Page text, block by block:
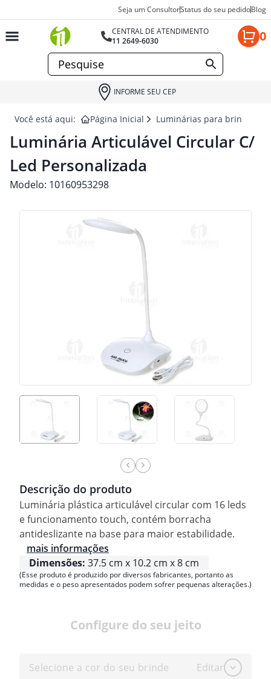
Seja um ConsultorStatus do seu pedidoBlog
CENTRAL DE ATENDIMENTO
11 2649-6030
0
INFORME SEU CEP
Você está aqui: Página Inicial Luminárias para brindes
Luminária Articulável Circular C/
Led Personalizada
Modelo: 10160953298
Descrição do produto
Luminária plástica articulável circular com 16 leds
e funcionamento touch, contém borracha
antideslizante na base para maior estabilidade.
mais informações
Dimensões: 37.5 cm x 10.2 cm x 8 cm
(Esse produto é produzido por diversos fabricantes, portanto as
medidas e o peso apresentados podem sofrer pequenas alterações.)
Configure do seu jeito
Selecione a cor do seu brinde Editar